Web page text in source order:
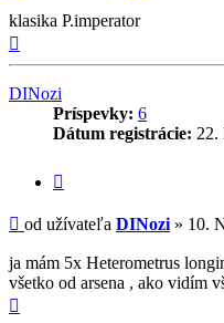
klasika P.imperator
DINozi
Príspevky: 6
Dátum registrácie: 22.
Príspevok
od užívateľa DINozi » 10.
ja mám 5x Heterometrus
všetko od arsena , ako vidím